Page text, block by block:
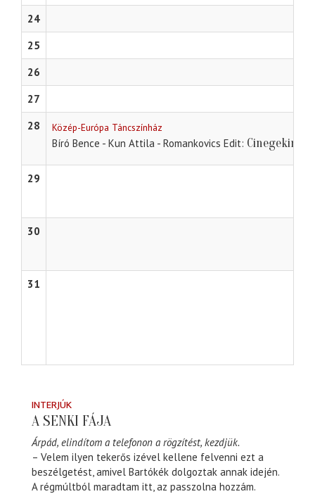
24
25
26
27
28
Közép-Európa Táncszínház
Bíró Bence - Kun Attila - Romankovics Edit
29
30
31
INTERJÚK
A SENKI FÁJA
Árpád, elindítom a telefonon a rögzítést, kezdjük.
– Velem ilyen tekerős izével kellene felvenni ezt a
beszélgetést, amivel Bartókék dolgoztak annak idején.
A régmúltból maradtam itt, az passzolna hozzám.